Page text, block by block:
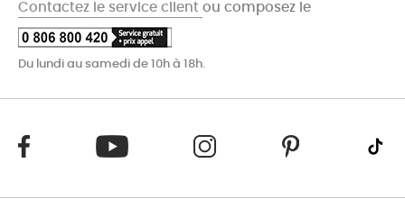
Contactez le service client ou composez le
Du lundi au samedi de 10h à 18h.